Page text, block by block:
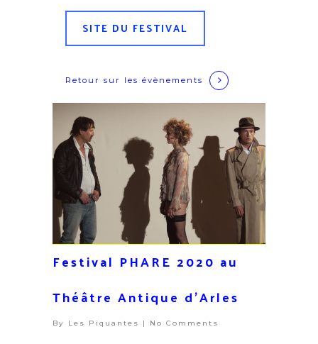
SITE DU FESTIVAL
Retour sur les évènements
Festival PHARE 2020 au
Théâtre Antique d’Arles
By Les Piquantes | No Comments